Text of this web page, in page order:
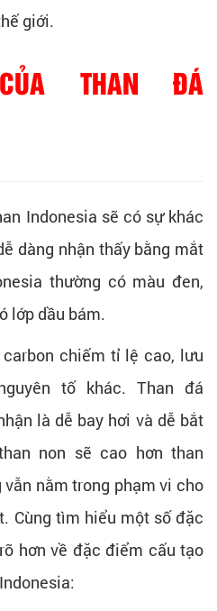
giới.
THAN ĐÁ
Indonesia sẽ có sự khác
dàng nhận thấy bằng mắt
thường có màu đen,
lớp dầu bám.
chiếm tỉ lệ cao, lưu
tố khác. Than đá
là dễ bay hơi và dễ bắt
non sẽ cao hơn than
nằm trong phạm vi cho
Cùng tìm hiểu một số đặc
hơn về đặc điểm cấu tạo